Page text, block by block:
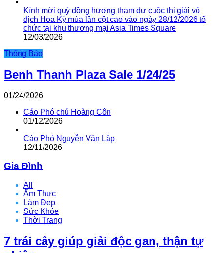
Kính mời quý đồng hương tham dự cuộc thi giải vô
địch Hoa Kỳ múa lân cột cao vào ngày 28/12/2026 tổ
chức tại khu thương mại Asia Times Square
12/03/2026
Thông Báo
Benh Thanh Plaza Sale 1/24/25
01/24/2026
Cáo Phó chú Hoàng Côn
01/12/2026
Cáo Phó Nguyễn Văn Lập
12/11/2026
Gia Đình
All
Ẩm Thực
Làm Đẹp
Sức Khỏe
Thời Trang
7 trái cây giúp giải độc gan, thận tự